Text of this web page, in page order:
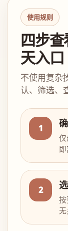
使用规则
四步
天入口
不使用复杂
认、筛选、
1
即
2
无